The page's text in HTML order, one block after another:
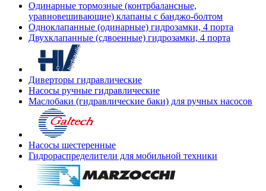
Одинарные тормозные (контрбалансные,
уравновешивающие) клапаны с банджо-болтом
Одноклапанные (одинарные) гидрозамки, 4 порта
Двухклапанные (сдвоенные) гидрозамки, 4 порта
Диверторы гидравлические
Насосы ручные гидравлические
Маслобаки (гидравлические баки) для ручных насосов
Насосы шестеренные
Гидрораспределители для мобильной техники